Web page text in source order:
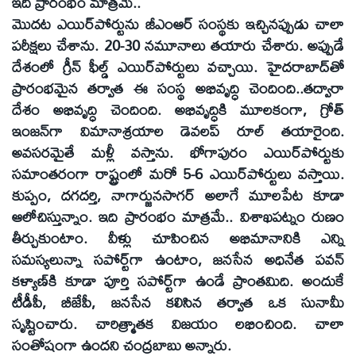
మొదట ఎయిర్‌పోర్టును జీఎంఆర్‌ సంస్థకు ఇచ్చినప్పుడు చాలా
పరీక్షలు చేశాను. 20-30 నమూనాలు తయారు చేశారు. అప్పుడే
దేశంలో గ్రీన్‌ ఫీల్డ్‌ ఎయిర్‌పోర్టులు వచ్చాయి. హైదరాబాద్‌తో
ప్రారంభమైన తర్వాత ఈ సంస్థ అభివృద్ధి చెందింది..తద్వారా
దేశం అభివృద్ధి చెందింది. అభివృద్ధికి మూలకంగా, గ్రోత్‌
ఇంజన్‌గా విమానాశ్రయాల డెవలప్‌ రూల్‌ తయారైంది.
అవసరమైతే మళ్లీ వస్తాను. భోగాపురం ఎయిర్‌పోర్టుకు
సమాంతరంగా రాష్ట్రంలో మరో 5-6 ఎయిర్‌పోర్టులు వస్తాయి.
కుప్పం, దగదర్తి, నాగార్జునసాగర్‌ అలాగే మూలపేట కూడా
ఆలోచిస్తున్నాం. ఇది ప్రారంభం మాత్రమే.. విశాఖపట్నం రుణం
తీర్చుకుంటాం. వీళ్లు చూపించిన అభిమానానికి ఎన్ని
సమస్యలున్నా సపోర్ట్‌గా ఉంటాం, జనసేన అధినేత పవన్‌
కళ్యాణ్‌కి కూడా పూర్తి సపోర్ట్‌గా ఉండే ప్రాంతమిది. అందుకే
టీడీపీ, బీజేపీ, జనసేన కలిసిన తర్వాత ఒక సునామీ
సృష్టించారు. చారిత్మ్రాతక విజయం లభించింది. చాలా
సంతోషంగా ఉందని చంద్రబాబు అన్నారు.